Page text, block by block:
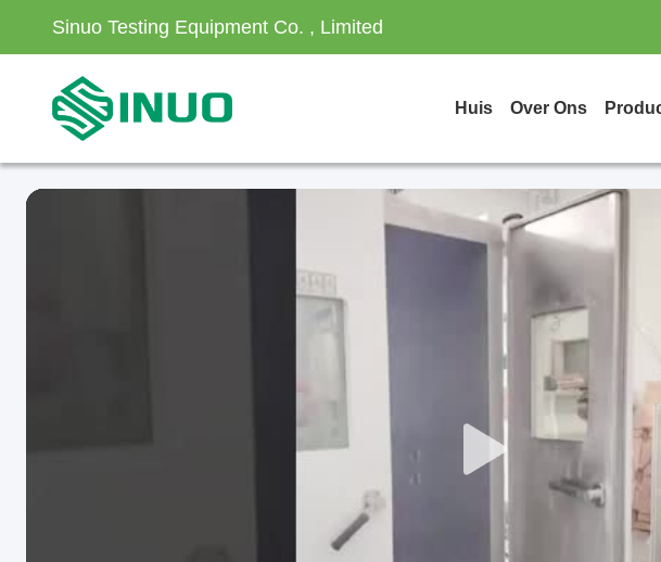
Sinuo Testing Equipment Co. , Limited
Huis Over Ons